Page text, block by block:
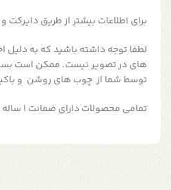
برای اطلاعات بیشتر از طریق دایرکت
لطفا توجه داشته باشید که به
های در تصویر نیست. ممکن است
توسط شما از چوب های روشن و
تمامی محصولات دارای ضمانت ۱ ساله میباشد